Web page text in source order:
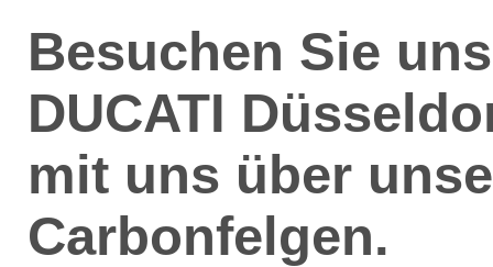
Besuchen Sie
DUCATI
mit uns über
Carbonfelgen.